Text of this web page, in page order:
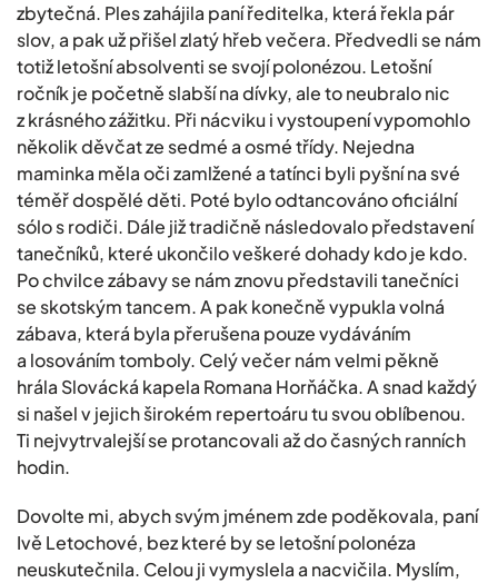
zbytečná. Ples zahájila paní ředitelka, která řekla pár
slov, a pak už přišel zlatý hřeb večera. Předvedli se nám
totiž letošní absolventi se svojí polonézou. Letošní
ročník je početně slabší na dívky, ale to neubralo nic
z krásného zážitku. Při nácviku i vystoupení vypomohlo
několik děvčat ze sedmé a osmé třídy. Nejedna
maminka měla oči zamlžené a tatínci byli pyšní na své
téměř dospělé děti. Poté bylo odtancováno oficiální
sólo s rodiči. Dále již tradičně následovalo představení
tanečníků, které ukončilo veškeré dohady kdo je kdo.
Po chvilce zábavy se nám znovu představili tanečníci
se skotským tancem. A pak konečně vypukla volná
zábava, která byla přerušena pouze vydáváním
a losováním tomboly. Celý večer nám velmi pěkně
hrála Slovácká kapela Romana Horňáčka. A snad každý
si našel v jejich širokém repertoáru tu svou oblíbenou.
Ti nejvytrvalejší se protancovali až do časných ranních
hodin.
Dovolte mi, abych svým jménem zde poděkovala, paní
Ivě Letochové, bez které by se letošní polonéza
neuskutečnila. Celou ji vymyslela a nacvičila. Myslím,